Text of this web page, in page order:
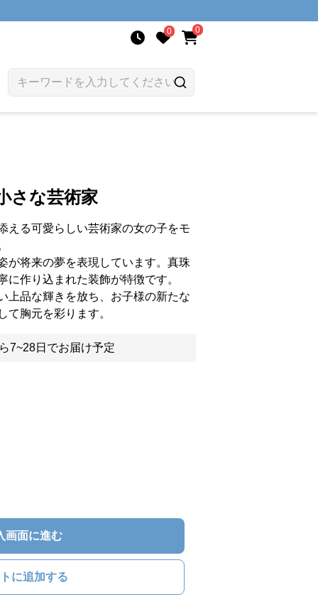
0 0
さな芸術家
える可愛らしい芸術家の女の子をモ
が将来の夢を表現しています。真珠
作り込まれた装飾が特徴です。
上品な輝きを放ち、お子様の新たな
て胸元を彩ります。
7~28日でお届け予定
画面に進む
に追加する